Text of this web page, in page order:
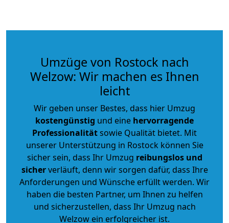
Umzüge von Rostock nach
Welzow: Wir machen es Ihnen
leicht
Wir geben unser Bestes, dass hier Umzug
kostengünstig und eine hervorragende
Professionalitätsowie Qualität bietet. Mit
unserer Unterstützung in Rostock können Sie
sicher sein, dass Ihr Umzug reibungslos und
sicherverläuft, denn wir sorgen dafür, dass Ihre
Anforderungen und Wünsche erfüllt werden. Wir
haben die besten Partner, um Ihnen zu helfen
und sicherzustellen, dass Ihr Umzug nach
Welzow ein erfolgreicher ist.